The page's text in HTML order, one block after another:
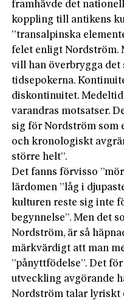
framhävde det
koppling till antikens
”transalpinska
felet enligt Nordström.
vill han överbrygga det
tidsepokerna.
diskontinuitet.
varandras motsatser.
sig för Nordström som
och kronologiskt
större helt”.
Det fanns förvisso
lärdomen ”låg i
kulturen reste sig inte
begynnelse”. Men det
Nordström, är så
märkvärdigt att man
”pånyttfödelse”. Det
utveckling avgörande
Nordström talar lyriskt